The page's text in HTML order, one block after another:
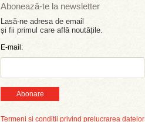
Abonează-te la newsletter
Lasă-ne adresa de email
și fii primul care află noutățile.
E-mail:
Abonare
Termeni și condiții privind prelucrarea datelor